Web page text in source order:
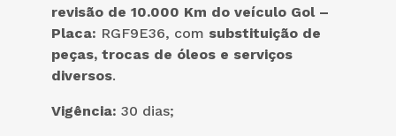
revisão de 10.000 Km do veículo Gol –
Placa: RGF9E36, com substituição de
peças, trocas de óleos e serviços
diversos.
Vigência: 30 dias;